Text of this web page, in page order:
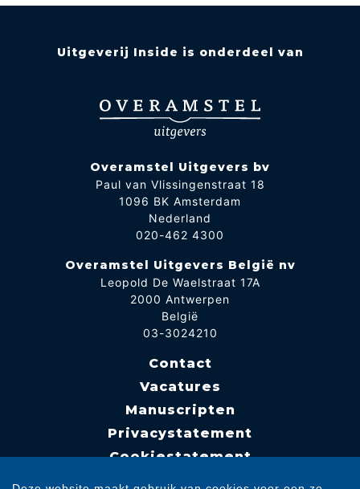
Uitgeverij Inside is onderdeel van
Overamstel Uitgevers bv
Paul van Vlissingenstraat 18
1096 BK Amsterdam
Nederland
020-462 4300
Overamstel Uitgevers België nv
Leopold De Waelstraat 17A
2000 Antwerpen
België
03-3024210
Contact
Vacatures
Manuscripten
Privacystatement
Cookiestatement